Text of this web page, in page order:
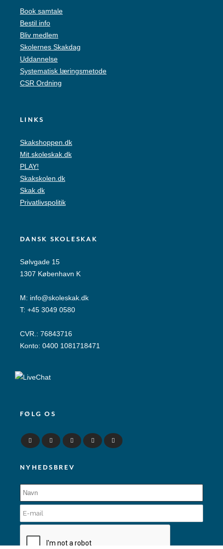
Book samtale
Bestil info
Bliv medlem
Skolernes Skakdag
Uddannelse
Systematisk læringsmetode
CSR Ordning
LINKS
Skakshoppen.dk
Mit.skoleskak.dk
PLAY!
Skakskolen.dk
Skak.dk
Privatlivspolitik
DANSK SKOLESKAK
Sølvgade 15
1307 København K
M: info@skoleskak.dk
T: +45 3049 0580
CVR.: 76843716
Konto: 0400 1081718471
FØLG OS
NYHEDSBREV